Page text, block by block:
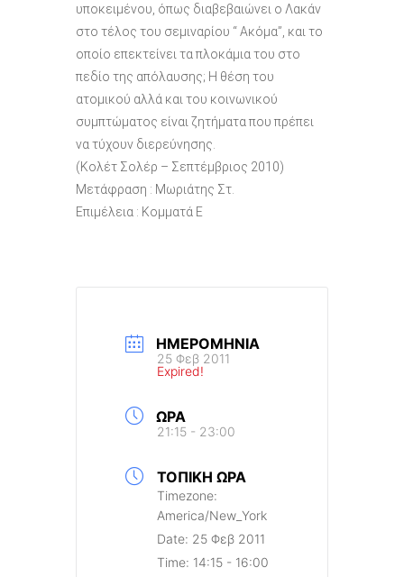
υποκειμένου, όπως διαβεβαιώνει ο Λακάν
στο τέλος του σεμιναρίου “ Ακόμα”, και το
οποίο επεκτείνει τα πλοκάμια του στο
πεδίο της απόλαυσης; Η θέση του
ατομικού αλλά και του κοινωνικού
συμπτώματος είναι ζητήματα που πρέπει
να τύχουν διερεύνησης.
(Κολέτ Σολέρ – Σεπτέμβριος 2010)
Μετάφραση : Μωριάτης Στ.
Επιμέλεια : Κομματά Ε
ΗΜΕΡΟΜΗΝΊΑ
25 Φεβ 2011
Expired!
ΏΡΑ
21:15 - 23:00
ΤΟΠΙΚΉ ΏΡΑ
Timezone:
America/New_York
Date: 25 Φεβ 2011
Time: 14:15 - 16:00